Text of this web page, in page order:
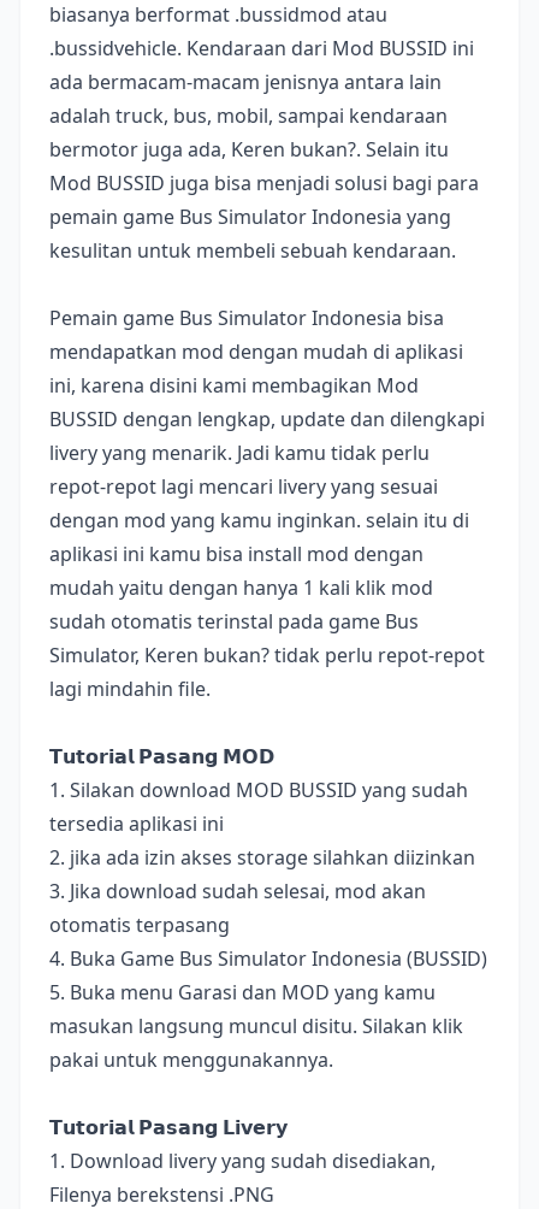
biasanya berformat .bussidmod atau
.bussidvehicle. Kendaraan dari Mod BUSSID ini
ada bermacam-macam jenisnya antara lain
adalah truck, bus, mobil, sampai kendaraan
bermotor juga ada, Keren bukan?. Selain itu
Mod BUSSID juga bisa menjadi solusi bagi para
pemain game Bus Simulator Indonesia yang
kesulitan untuk membeli sebuah kendaraan.
Pemain game Bus Simulator Indonesia bisa
mendapatkan mod dengan mudah di aplikasi
ini, karena disini kami membagikan Mod
BUSSID dengan lengkap, update dan dilengkapi
livery yang menarik. Jadi kamu tidak perlu
repot-repot lagi mencari livery yang sesuai
dengan mod yang kamu inginkan. selain itu di
aplikasi ini kamu bisa install mod dengan
mudah yaitu dengan hanya 1 kali klik mod
sudah otomatis terinstal pada game Bus
Simulator, Keren bukan? tidak perlu repot-repot
lagi mindahin file.
𝗧𝘂𝘁𝗼𝗿𝗶𝗮𝗹 𝗣𝗮𝘀𝗮𝗻𝗴 𝗠𝗢𝗗
1. Silakan download MOD BUSSID yang sudah
tersedia aplikasi ini
2. jika ada izin akses storage silahkan diizinkan
3. Jika download sudah selesai, mod akan
otomatis terpasang
4. Buka Game Bus Simulator Indonesia (BUSSID)
5. Buka menu Garasi dan MOD yang kamu
masukan langsung muncul disitu. Silakan klik
pakai untuk menggunakannya.
𝗧𝘂𝘁𝗼𝗿𝗶𝗮𝗹 𝗣𝗮𝘀𝗮𝗻𝗴 𝗟𝗶𝘃𝗲𝗿𝘆
1. Download livery yang sudah disediakan,
Filenya berekstensi .PNG